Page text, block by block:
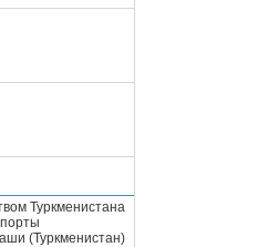
Туркменистана
(Туркменистан)